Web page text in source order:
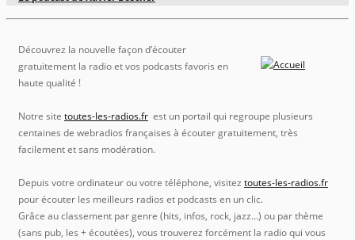
Découvrez la nouvelle façon d’écouter
gratuitement la radio et vos podcasts favoris en
haute qualité !
Notre site toutes-les-radios.fr est un portail qui regroupe plusieurs
centaines de webradios françaises à écouter gratuitement, très
facilement et sans modération.
Depuis votre ordinateur ou votre téléphone, visitez toutes-les-radios.fr
pour écouter les meilleurs radios et podcasts en un clic.
Grâce au classement par genre (hits, infos, rock, jazz…) ou par thème
(sans pub, les + écoutées), vous trouverez forcément la radio qui vous